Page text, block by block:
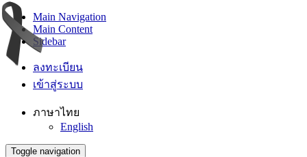
Main Navigation
Main Content
Sidebar
ลงทะเบียน
เข้าสู่ระบบ
ภาษาไทย
English
Toggle navigation